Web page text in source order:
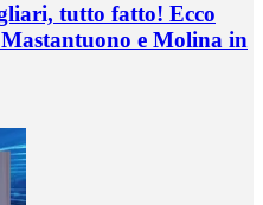
tutto fatto! Ecco
e Molina in